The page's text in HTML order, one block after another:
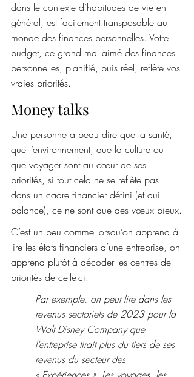
dans le contexte d’habitudes de vie en
général, est facilement transposable au
monde des finances personnelles. Votre
budget, ce grand mal aimé des finances
personnelles, planifié, puis réel, reflète vos
vraies priorités.
Money talks
Une personne a beau dire que la santé,
que l’environnement, que la culture ou
que voyager sont au cœur de ses
priorités, si tout cela ne se reflète pas
dans un cadre financier défini (et qui
balance), ce ne sont que des vœux pieux.
C’est un peu comme lorsqu’on apprend à
lire les états financiers d’une entreprise, on
apprend plutôt à décoder les centres de
priorités de celle-ci.
Par exemple, on peut lire dans les
revenus sectoriels de 2023 pour la
Walt Disney Company que
l’entreprise tirait plus du tiers de ses
revenus du secteur des